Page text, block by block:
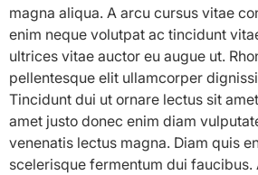
magna aliqua. A arcu cursus vitae
enim neque volutpat ac tincidunt
ultrices vitae auctor eu augue ut.
pellentesque elit ullamcorper
Tincidunt dui ut ornare lectus sit
amet justo donec enim diam
venenatis lectus magna. Diam quis
scelerisque fermentum dui faucibus.